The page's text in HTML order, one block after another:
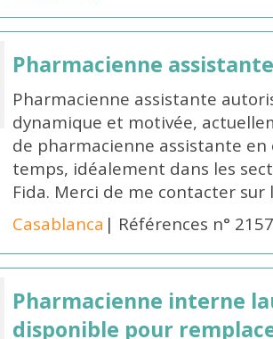
Pharmacienne
Pharmacienne assistante
dynamique et motivée,
de pharmacienne assistante en
temps, idéalement dans les
Fida. Merci de me contacter sur
Casablanca | Références n°
Pharmacienne interne
disponible pour